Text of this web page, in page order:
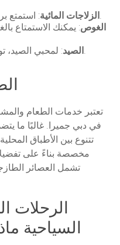
الزلاجات المائية: استمتع بركوب الزلاجات المائية السريعة.
الغوص: يمكنك الاستمتاع
الصيد: لمحبي الصيد، توفر بعض اليخوت معدات الصيد.
4.
تعتبر خدمات الطعام
في دبي جميرا. غالبًا ما
تتنوع بين الأطباق
مخصصة بناءً على
تشمل العصائر
السياحية